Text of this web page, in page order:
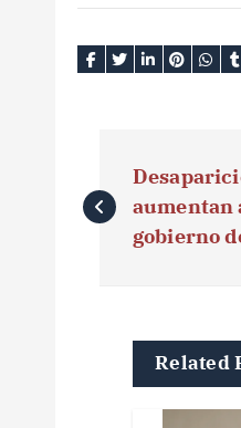
a
aumentan
gobierno
Related